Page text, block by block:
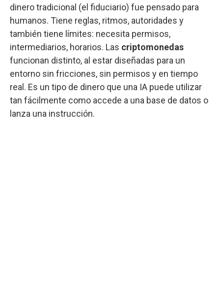
dinero tradicional (el fiduciario) fue pensado para
humanos. Tiene reglas, ritmos, autoridades y
también tiene límites: necesita permisos,
intermediarios, horarios. Las criptomonedas
funcionan distinto, al estar diseñadas para un
entorno sin fricciones, sin permisos y en tiempo
real. Es un tipo de dinero que una IA puede utilizar
tan fácilmente como accede a una base de datos o
lanza una instrucción.